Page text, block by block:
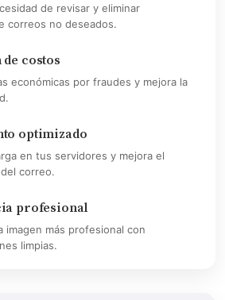
de revisar y eliminar
correos no deseados.
costos
económicas por fraudes y mejora la
optimizado
en tus servidores y mejora el
correo.
profesional
imagen más profesional con
limpias.